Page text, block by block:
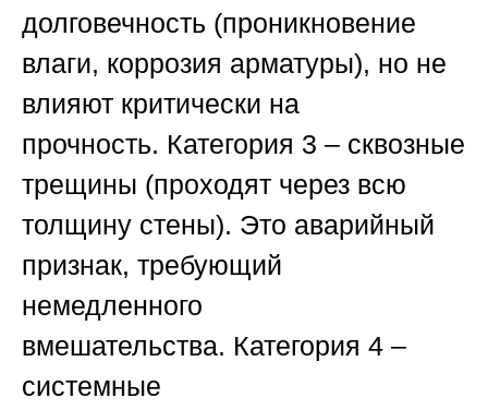
долговечность (проникновение
влаги, коррозия арматуры), но не
влияют критически на
прочность. Категория 3 – сквозные
трещины (проходят через всю
толщину стены). Это аварийный
признак, требующий
немедленного
вмешательства. Категория 4 –
системные